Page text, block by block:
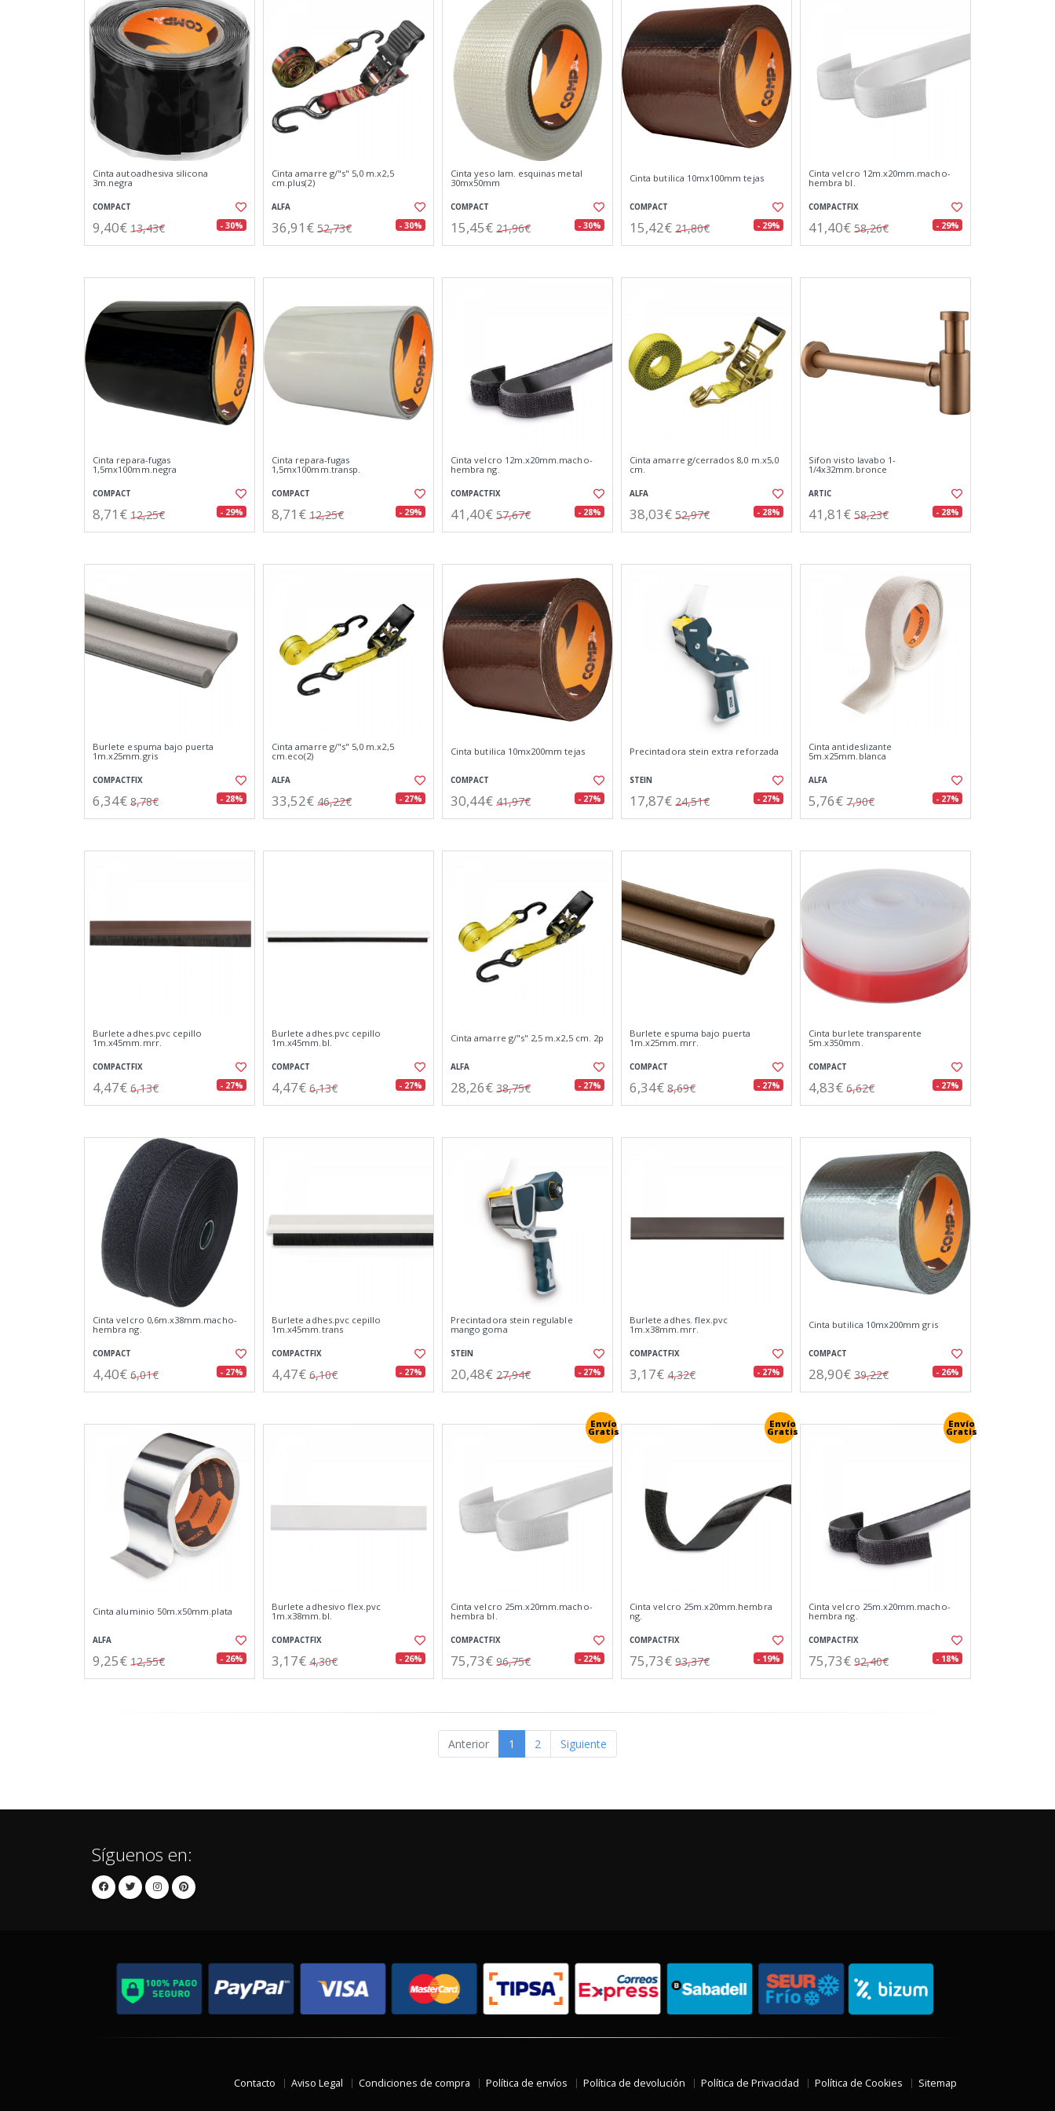
Cinta autoadhesiva silicona
3m.negra
COMPACT
9,40€ 13,43€ - 30%
Cinta amarre g/"s" 5,0 m.x2,5
cm.plus(2)
ALFA
36,91€ 52,73€ - 30%
Cinta yeso lam. esquinas metal
30mx50mm
COMPACT
15,45€ 21,96€ - 30%
Cinta butilica 10mx100mm tejas
COMPACT
15,42€ 21,80€ - 29%
Cinta velcro 12m.x20mm.macho-
hembra bl.
COMPACTFIX
41,40€ 58,26€ - 29%
Cinta repara-fugas
1,5mx100mm.negra
COMPACT
8,71€ 12,25€ - 29%
Cinta repara-fugas
1,5mx100mm.transp.
COMPACT
8,71€ 12,25€ - 29%
Cinta velcro 12m.x20mm.macho-
hembra ng.
COMPACTFIX
41,40€ 57,67€ - 28%
Cinta amarre g/cerrados 8,0 m.x5,0
cm.
ALFA
38,03€ 52,97€ - 28%
Sifon visto lavabo 1-
1/4x32mm.bronce
ARTIC
41,81€ 58,23€ - 28%
Burlete espuma bajo puerta
1m.x25mm.gris
COMPACTFIX
6,34€ 8,78€ - 28%
Cinta amarre g/"s" 5,0 m.x2,5
cm.eco(2)
ALFA
33,52€ 46,22€ - 27%
Cinta butilica 10mx200mm tejas
COMPACT
30,44€ 41,97€ - 27%
Precintadora stein extra reforzada
STEIN
17,87€ 24,51€ - 27%
Cinta antideslizante
5m.x25mm.blanca
ALFA
5,76€ 7,90€ - 27%
Burlete adhes.pvc cepillo
1m.x45mm.mrr.
COMPACTFIX
4,47€ 6,13€ - 27%
Burlete adhes.pvc cepillo
1m.x45mm.bl.
COMPACT
4,47€ 6,13€ - 27%
Cinta amarre g/"s" 2,5 m.x2,5 cm. 2p
ALFA
28,26€ 38,75€ - 27%
Burlete espuma bajo puerta
1m.x25mm.mrr.
COMPACT
6,34€ 8,69€ - 27%
Cinta burlete transparente
5m.x350mm.
COMPACT
4,83€ 6,62€ - 27%
Cinta velcro 0,6m.x38mm.macho-
hembra ng.
COMPACT
4,40€ 6,01€ - 27%
Burlete adhes.pvc cepillo
1m.x45mm.trans
COMPACTFIX
4,47€ 6,10€ - 27%
Precintadora stein regulable
mango goma
STEIN
20,48€ 27,94€ - 27%
Burlete adhes. flex.pvc
1m.x38mm.mrr.
COMPACTFIX
3,17€ 4,32€ - 27%
Cinta butilica 10mx200mm gris
COMPACT
28,90€ 39,22€ - 26%
Cinta aluminio 50m.x50mm.plata
ALFA
9,25€ 12,55€ - 26%
Burlete adhesivo flex.pvc
1m.x38mm.bl.
COMPACTFIX
3,17€ 4,30€ - 26%
Envío
Gratis
Cinta velcro 25m.x20mm.macho-
hembra bl.
COMPACTFIX
75,73€ 96,75€ - 22%
Envío
Gratis
Cinta velcro 25m.x20mm.hembra
ng.
COMPACTFIX
75,73€ 93,37€ - 19%
Envío
Gratis
Cinta velcro 25m.x20mm.macho-
hembra ng.
COMPACTFIX
75,73€ 92,40€ - 18%
Anterior 1 2 Siguiente
Síguenos en:
Contacto Aviso Legal Condiciones de compra Política de envíos Política de devolución Política de Privacidad Política de Cookies Sitemap